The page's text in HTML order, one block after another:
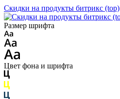
Скидки на продукты битрикс (top)
Размер шрифта
Цвет фона и шрифта